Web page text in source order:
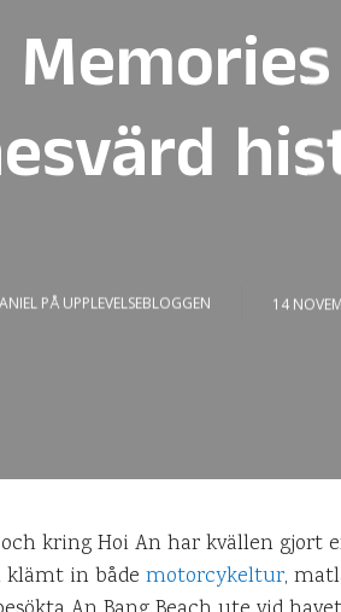
PÅ UPPLEVELSEBLOGGEN 14
kring Hoi An har kvällen
in både motorcykeltur,